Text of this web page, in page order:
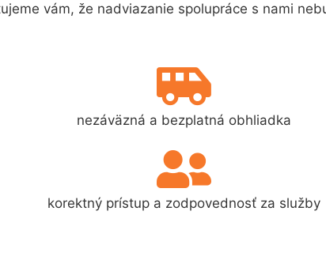
vám, že nadviazanie spolupráce s nami
nezáväzná a bezplatná obhliadka
korektný prístup a zodpovednosť za služby